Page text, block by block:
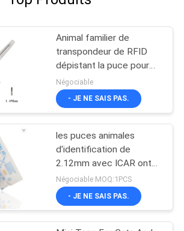
Animal familier de
transpondeur de RFID
dépistant la puce pour
l'animal
Négociable
- JE NE SAIS PAS.
les puces animales
d'identification de
2.12mm avec ICAR ont
approuvé 6 autocollants
de code barres
Négociable MOQ:1PCS
- JE NE SAIS PAS.